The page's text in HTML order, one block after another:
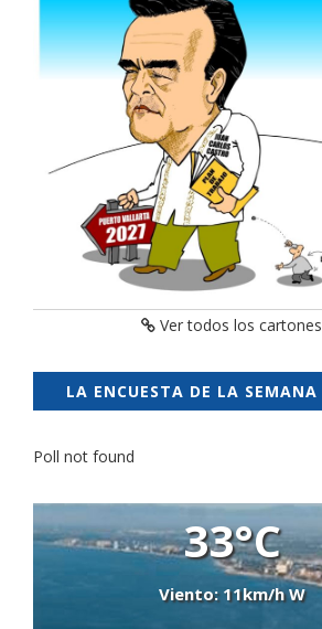
Ver todos los cartones
LA ENCUESTA DE LA SEMANA
Poll not found
33°C
Viento: 11km/h W